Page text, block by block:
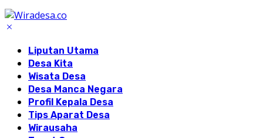
Liputan Utama
Desa Kita
Wisata Desa
Desa Manca Negara
Profil Kepala Desa
Tips Aparat Desa
Wirausaha